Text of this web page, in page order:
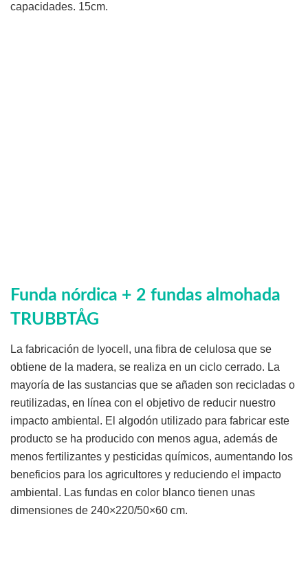
capacidades. 15cm.
Funda nórdica + 2 fundas almohada
TRUBBTÅG
La fabricación de lyocell, una fibra de celulosa que se
obtiene de la madera, se realiza en un ciclo cerrado. La
mayoría de las sustancias que se añaden son recicladas o
reutilizadas, en línea con el objetivo de reducir nuestro
impacto ambiental. El algodón utilizado para fabricar este
producto se ha producido con menos agua, además de
menos fertilizantes y pesticidas químicos, aumentando los
beneficios para los agricultores y reduciendo el impacto
ambiental. Las fundas en color blanco tienen unas
dimensiones de 240×220/50×60 cm.